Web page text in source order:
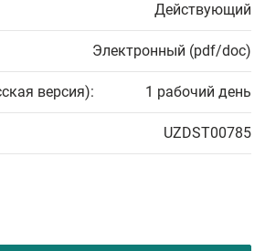
Действующий
Электронный (pdf/doc)
версия): 1 рабочий день
UZDST00785